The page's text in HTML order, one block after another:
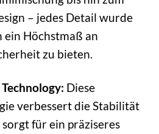
– jedes Detail wurde
Höchstmaß an
zu bieten.
Diese
verbessert die Stabilität
für ein präziseres